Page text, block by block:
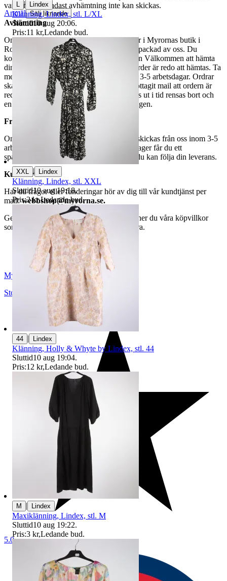
varor märkta endast avhämtning inte kan skickas.
Avhämtning
Om du väljer avhämtning hämtas din order i Myrornas butik i
Ropsten, Kolargatan 2 efter den har blivit packad av oss. Du
kommer att få ett separat mail med rubriken Välkommen att hämta
din order på Myrorna i Ropsten! när din order är redo att hämtas. Ta
med legitimation. Hanteringstiden är cirka 3-5 arbetsdagar. Ordrar
ska hämtas senast 7 dagar efter att man mottagit mail att ordern är
redo för avhämtning. Ordrar som ej hämtas ut i tid rensas bort och
en avgift på 84 kr dras av från återbetalningen.
Frakt
Om du har valt frakt kommer din vara att skickas från oss inom 3-5
arbetsdagar. När din vara har lämnat vårt lager får du ett
spårningsnummer av DSV inom kort där du kan följa din leverans.
Kundservice
Har du frågor eller funderingar hör av dig till vår kundtjänst per
mail:webbshop@myrorna.se.
Genom att buda på våra annonser godkänner du våra köpvillkor
som du hittar på vår infosida här på Tradera.
Anmäl Sälj liknande
Myrorna
Stockholm
Sverige
5.0
L | Lindex
Klänning, Lindex, stl. L/XL
Sluttid10 aug 20:06.
Pris:11 kr,Ledande bud.
XXL | Lindex
Klänning, Lindex, stl. XXL
Sluttid10 aug 19:18.
Pris:2 kr,Ledande bud.
44 | Lindex
Klänning, Holly & Whyte by Lindex, stl. 44
Sluttid10 aug 19:04.
Pris:12 kr,Ledande bud.
M | Lindex
Maxiklänning, Lindex, stl. M
Sluttid10 aug 19:22.
Pris:3 kr,Ledande bud.